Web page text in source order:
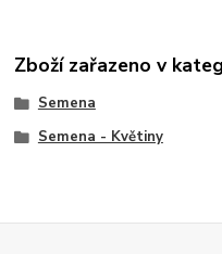
Zboží zařazeno v
Semena
Semena - Květiny